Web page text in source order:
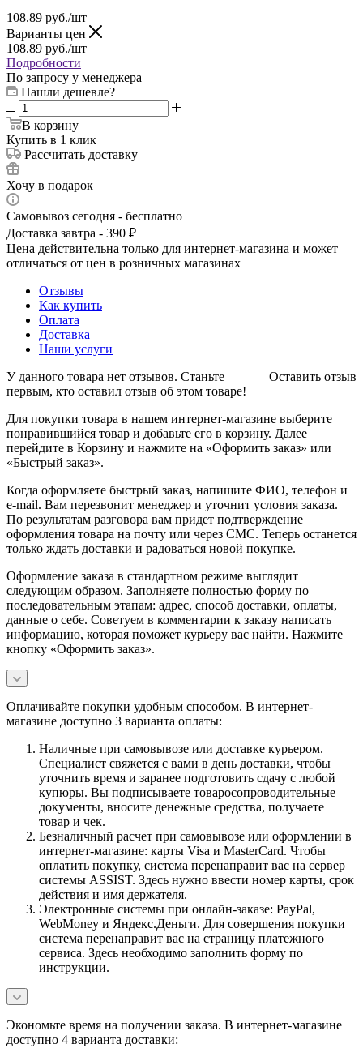
108.89 руб./шт
Варианты цен
108.89 руб./шт
Подробности
По запросу у менеджера
Нашли дешевле?
В корзину
Купить в 1 клик
Рассчитать доставку
Хочу в подарок
Самовывоз сегодня - бесплатно
Доставка завтра - 390 ₽
Цена действительна только для интернет-магазина и может
отличаться от цен в розничных магазинах
Отзывы
Как купить
Оплата
Доставка
Наши услуги
Оставить отзыв
У данного товара нет отзывов. Станьте
первым, кто оставил отзыв об этом товаре!
Для покупки товара в нашем интернет-магазине выберите
понравившийся товар и добавьте его в корзину. Далее
перейдите в Корзину и нажмите на «Оформить заказ» или
«Быстрый заказ».
Когда оформляете быстрый заказ, напишите ФИО, телефон и
e-mail. Вам перезвонит менеджер и уточнит условия заказа.
По результатам разговора вам придет подтверждение
оформления товара на почту или через СМС. Теперь останется
только ждать доставки и радоваться новой покупке.
Оформление заказа в стандартном режиме выглядит
следующим образом. Заполняете полностью форму по
последовательным этапам: адрес, способ доставки, оплаты,
данные о себе. Советуем в комментарии к заказу написать
информацию, которая поможет курьеру вас найти. Нажмите
кнопку «Оформить заказ».
Оплачивайте покупки удобным способом. В интернет-
магазине доступно 3 варианта оплаты:
Наличные при самовывозе или доставке курьером.
Специалист свяжется с вами в день доставки, чтобы
уточнить время и заранее подготовить сдачу с любой
купюры. Вы подписываете товаросопроводительные
документы, вносите денежные средства, получаете
товар и чек.
Безналичный расчет при самовывозе или оформлении в
интернет-магазине: карты Visa и MasterCard. Чтобы
оплатить покупку, система перенаправит вас на сервер
системы ASSIST. Здесь нужно ввести номер карты, срок
действия и имя держателя.
Электронные системы при онлайн-заказе: PayPal,
WebMoney и Яндекс.Деньги. Для совершения покупки
система перенаправит вас на страницу платежного
сервиса. Здесь необходимо заполнить форму по
инструкции.
Экономьте время на получении заказа. В интернет-магазине
доступно 4 варианта доставки: